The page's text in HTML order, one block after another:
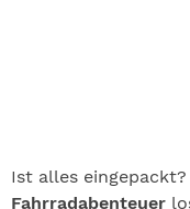
Ist alles
Fahrradabenteuer